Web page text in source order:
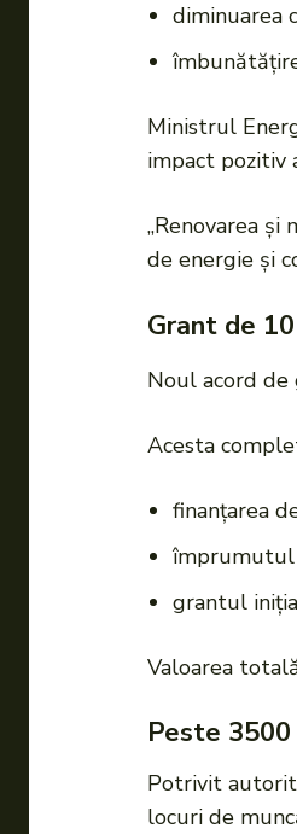
diminuarea
Ministrul
impact pozitiv
„Renovarea
de energie și
Grant de
Noul acord de
Acesta
finanțarea
împrumutul
grantul
Valoarea
Peste
Potrivit
locuri de